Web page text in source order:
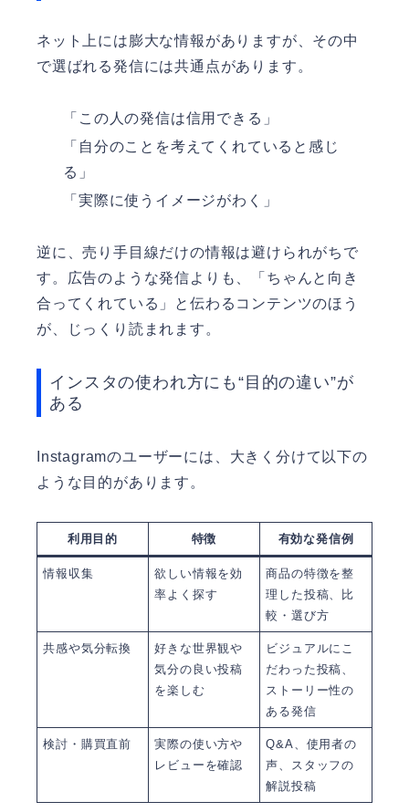
ネット上には膨大な情報がありますが、その中
で選ばれる発信には共通点があります。
「この人の発信は信用できる」
「自分のことを考えてくれていると感じ
る」
「実際に使うイメージがわく」
逆に、売り手目線だけの情報は避けられがちで
す。広告のような発信よりも、「ちゃんと向き
合ってくれている」と伝わるコンテンツのほう
が、じっくり読まれます。
インスタの使われ方にも“目的の違い”が
ある
Instagramのユーザーには、大きく分けて以下の
ような目的があります。
利用目的 特徴 有効な発信例
情報収集
欲しい情報を効
率よく探す
商品の特徴を整
理した投稿、比
較・選び方
共感や気分転換
好きな世界観や
気分の良い投稿
を楽しむ
ビジュアルにこ
だわった投稿、
ストーリー性の
ある発信
検討・購買直前
実際の使い方や
レビューを確認
Q&A、使用者の
声、スタッフの
解説投稿